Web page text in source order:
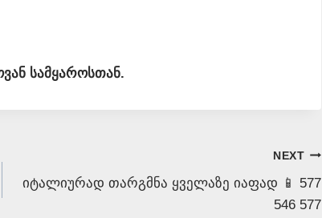
სამყაროსთან.
NEXT
იტალიურად თარგმნა ყველაზე იაფად 📱 577
546 577